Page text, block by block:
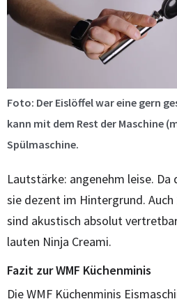
Foto: Der Eislöffel war eine gern
kann mit dem Rest der Maschine
Spülmaschine.
Lautstärke: angenehm leise. Da
sie dezent im Hintergrund.
sind akustisch absolut
lauten Ninja Creami.
Fazit zur WMF Küchenminis
Die WMF Küchenminis